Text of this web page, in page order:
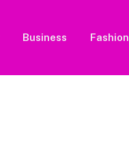
Business Fashion